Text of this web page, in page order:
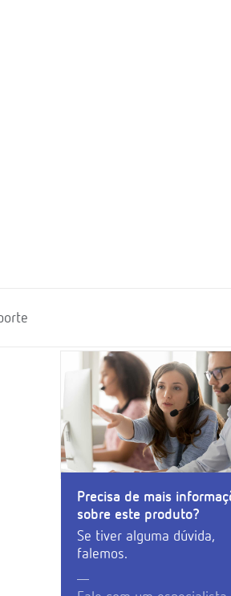
Precisa de mais
sobre este produto?
Se tiver alguma dúvida,
falemos.